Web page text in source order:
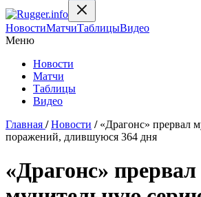
НовостиМатчиТаблицыВидео
Меню
Новости
Матчи
Таблицы
Видео
Главная / Новости / «Драгонс» прервал
поражений, длившуюся 364 дня
«Драгонс» прервал